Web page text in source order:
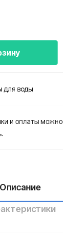
для воды
и оплаты можно
.
Описание